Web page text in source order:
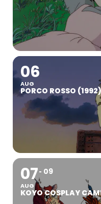
06
AUG
PORCO ROSSO
07
AUG
09
KOYO COSPLAY